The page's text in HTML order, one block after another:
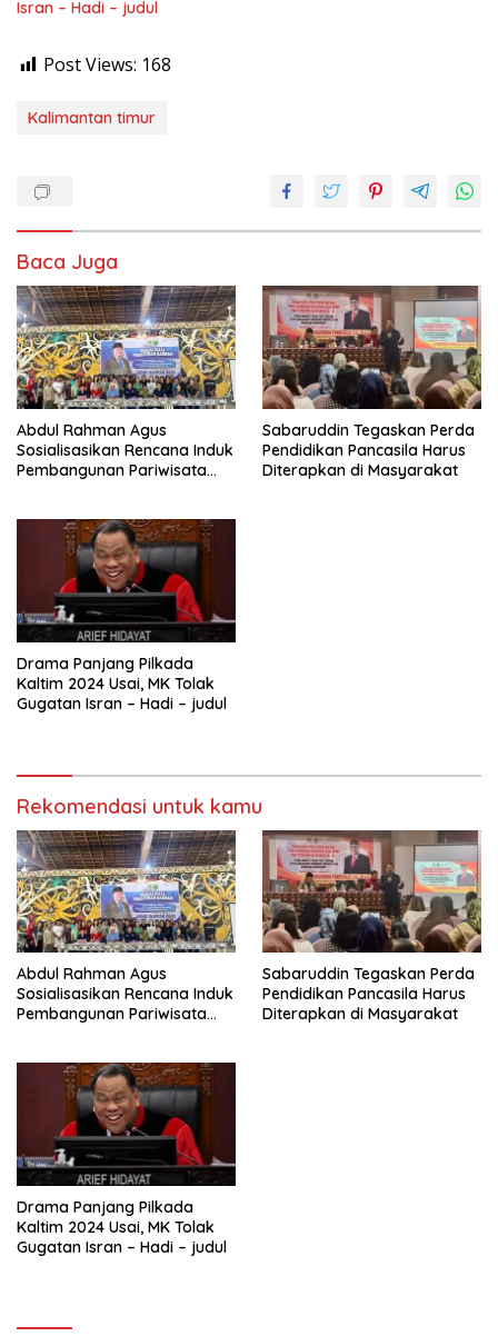
Isran – Hadi – judul
Post Views: 168
Kalimantan timur
Baca Juga
Abdul Rahman Agus
Sosialisasikan Rencana Induk
Pembangunan Pariwisata
Sabaruddin Tegaskan Perda
Pendidikan Pancasila Harus
Diterapkan di Masyarakat
Drama Panjang Pilkada
Kaltim 2024 Usai, MK Tolak
Gugatan Isran – Hadi – judul
Rekomendasi untuk kamu
Abdul Rahman Agus
Sosialisasikan Rencana Induk
Pembangunan Pariwisata
Sabaruddin Tegaskan Perda
Pendidikan Pancasila Harus
Diterapkan di Masyarakat
Drama Panjang Pilkada
Kaltim 2024 Usai, MK Tolak
Gugatan Isran – Hadi – judul